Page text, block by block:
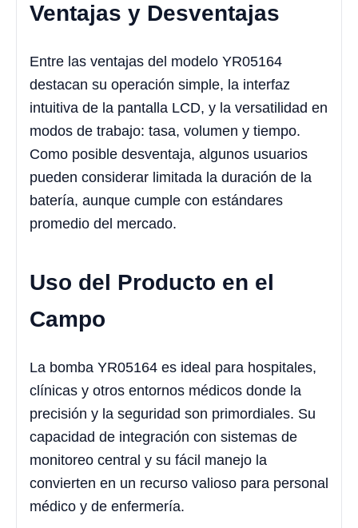
Ventajas y Desventajas
Entre las ventajas del modelo YR05164
destacan su operación simple, la interfaz
intuitiva de la pantalla LCD, y la versatilidad en
modos de trabajo: tasa, volumen y tiempo.
Como posible desventaja, algunos usuarios
pueden considerar limitada la duración de la
batería, aunque cumple con estándares
promedio del mercado.
Uso del Producto en el
Campo
La bomba YR05164 es ideal para hospitales,
clínicas y otros entornos médicos donde la
precisión y la seguridad son primordiales. Su
capacidad de integración con sistemas de
monitoreo central y su fácil manejo la
convierten en un recurso valioso para personal
médico y de enfermería.